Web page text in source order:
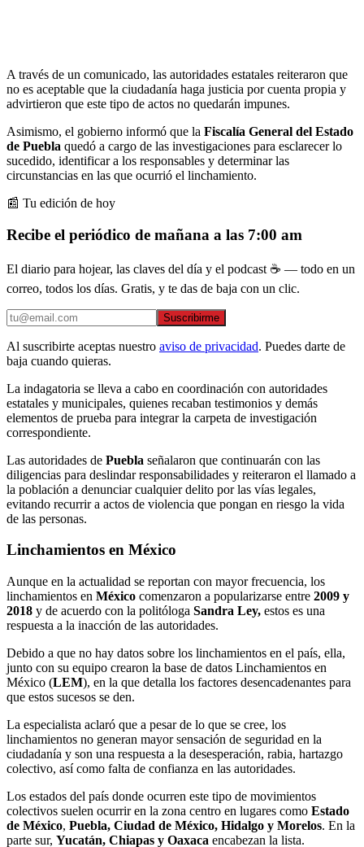
A través de un comunicado, las autoridades estatales reiteraron que
no es aceptable que la ciudadanía haga justicia por cuenta propia y
advirtieron que este tipo de actos no quedarán impunes.
Asimismo, el gobierno informó que la Fiscalía General del Estado
de Puebla quedó a cargo de las investigaciones para esclarecer lo
sucedido, identificar a los responsables y determinar las
circunstancias en las que ocurrió el linchamiento.
📰 Tu edición de hoy
Recibe el periódico de mañana a las 7:00 am
El diario para hojear, las claves del día y el podcast ☕ — todo en un
correo, todos los días. Gratis, y te das de baja con un clic.
Suscribirme
Al suscribirte aceptas nuestro aviso de privacidad. Puedes darte de
baja cuando quieras.
La indagatoria se lleva a cabo en coordinación con autoridades
estatales y municipales, quienes recaban testimonios y demás
elementos de prueba para integrar la carpeta de investigación
correspondiente.
Las autoridades de Puebla señalaron que continuarán con las
diligencias para deslindar responsabilidades y reiteraron el llamado a
la población a denunciar cualquier delito por las vías legales,
evitando recurrir a actos de violencia que pongan en riesgo la vida
de las personas.
Linchamientos en México
Aunque en la actualidad se reportan con mayor frecuencia, los
linchamientos en México comenzaron a popularizarse entre 2009 y
2018 y de acuerdo con la politóloga Sandra Ley, estos es una
respuesta a la inacción de las autoridades.
Debido a que no hay datos sobre los linchamientos en el país, ella,
junto con su equipo crearon la base de datos Linchamientos en
México (LEM), en la que detalla los factores desencadenantes para
que estos sucesos se den.
La especialista aclaró que a pesar de lo que se cree, los
linchamientos no generan mayor sensación de seguridad en la
ciudadanía y son una respuesta a la desesperación, rabia, hartazgo
colectivo, así como falta de confianza en las autoridades.
Los estados del país donde ocurren este tipo de movimientos
colectivos suelen ocurrir en la zona centro en lugares como Estado
de México, Puebla, Ciudad de México, Hidalgo y Morelos. En la
parte sur, Yucatán, Chiapas y Oaxaca encabezan la lista.